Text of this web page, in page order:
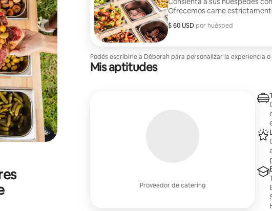
Ofrecemos carne
paquete Deluxe incluye una
gourmet: salchichón francés,
pata negra y brochetas de lujo. Incluye todas las guarniciones: frutas de
temporada, frutas
$ 60 USD por huésped
$ 60 USD por huésped
Podés escribirle a Déborah para personalizar la experiencia
Mis aptitudes
Proveedor de catering